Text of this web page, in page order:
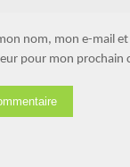
nom, mon e-mail
pour mon prochain